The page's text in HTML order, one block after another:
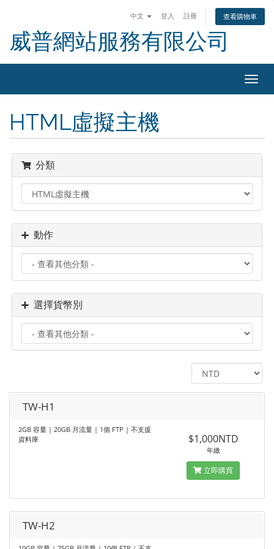
中文 登入 註冊 查看購物車
威普網站服務有限公司
切
換
HTML虛擬主機
分類
動作
選擇貨幣別
TW-H1
2GB 容量 | 20GB 月流量 | 1個 FTP | 不支援
資料庫
$1,000NTD
年繳
立即購買
TW-H2